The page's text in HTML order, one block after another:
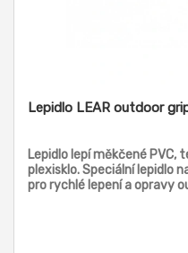
Lepidlo LEAR outdoor
Lepidlo lepí měkčené PVC,
plexisklo. Speciální lepidlo
pro rychlé lepení a opravy